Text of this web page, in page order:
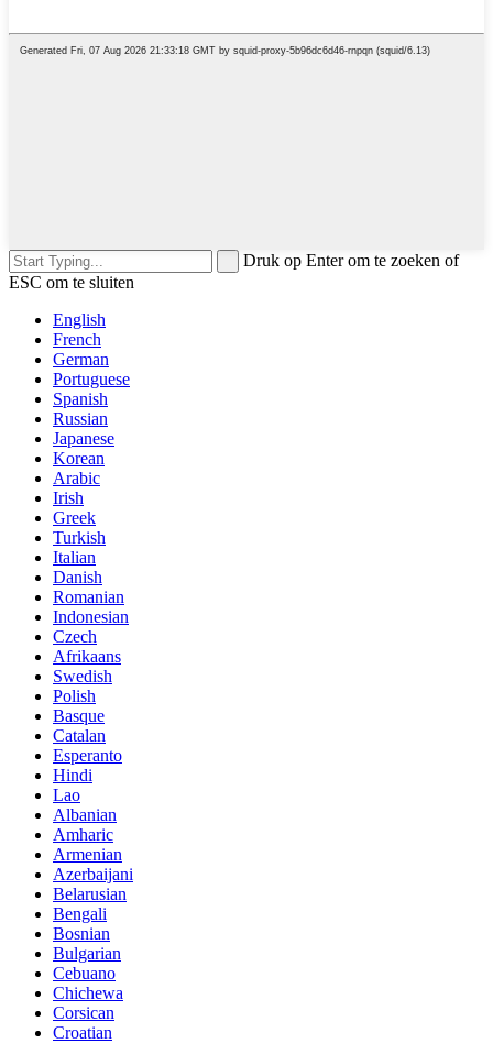
Druk op Enter om te zoeken of
ESC om te sluiten
English
French
German
Portuguese
Spanish
Russian
Japanese
Korean
Arabic
Irish
Greek
Turkish
Italian
Danish
Romanian
Indonesian
Czech
Afrikaans
Swedish
Polish
Basque
Catalan
Esperanto
Hindi
Lao
Albanian
Amharic
Armenian
Azerbaijani
Belarusian
Bengali
Bosnian
Bulgarian
Cebuano
Chichewa
Corsican
Croatian